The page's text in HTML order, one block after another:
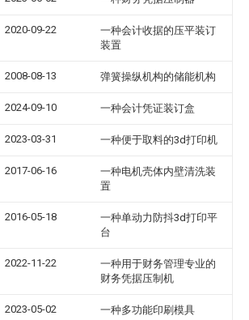
2020-09-22
一种会计收据的压平装订
装置
2008-08-13 弹簧操纵机构的储能机构
2024-09-10 一种会计凭证装订盒
2023-03-31 一种便于取料的3d打印机
2017-06-16
一种电机壳体内壁清洗装
置
2016-05-18
一种单动力防抖3d打印平
台
2022-11-22
一种用于财务管理专业的
财务凭据压制机
2023-05-02 一种多功能印刷模具